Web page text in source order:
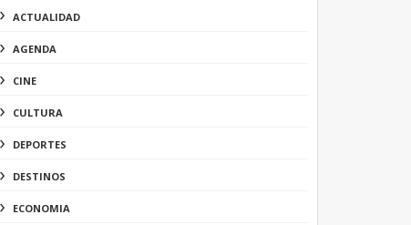
ACTUALIDAD
AGENDA
CINE
CULTURA
DEPORTES
DESTINOS
ECONOMIA